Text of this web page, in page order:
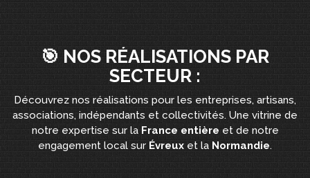
🎯 NOS RÉALISATIONS PAR
SECTEUR :
Découvrez nos réalisations pour les entreprises, artisans,
associations, indépendants et collectivités. Une vitrine de
notre expertise sur la France entière et de notre
engagement local sur Évreux et la Normandie.